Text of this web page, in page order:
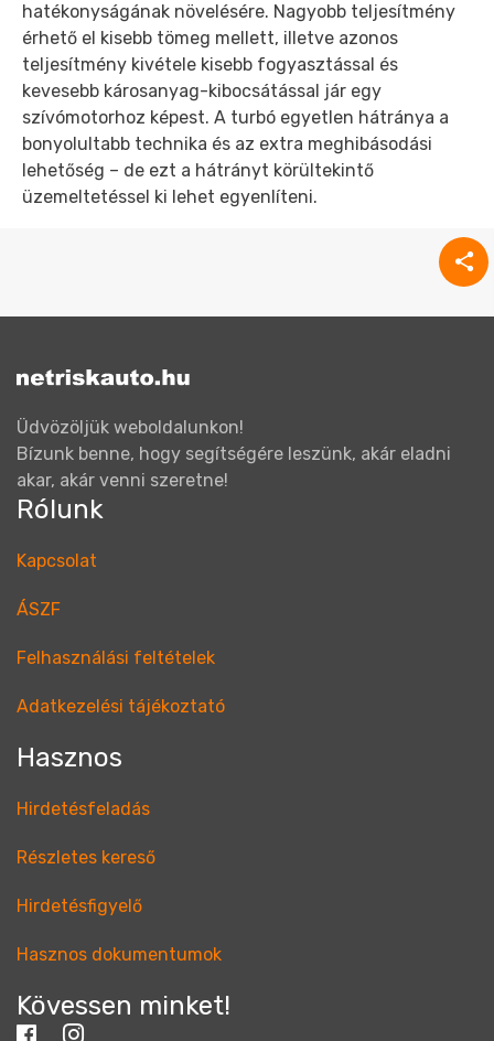
hatékonyságának növelésére. Nagyobb teljesítmény
érhető el kisebb tömeg mellett, illetve azonos
teljesítmény kivétele kisebb fogyasztással és
kevesebb károsanyag-kibocsátással jár egy
szívómotorhoz képest. A turbó egyetlen hátránya a
bonyolultabb technika és az extra meghibásodási
lehetőség – de ezt a hátrányt körültekintő
üzemeltetéssel ki lehet egyenlíteni.
Üdvözöljük weboldalunkon!
Bízunk benne, hogy segítségére leszünk, akár eladni
akar, akár venni szeretne!
Rólunk
Kapcsolat
ÁSZF
Felhasználási feltételek
Adatkezelési tájékoztató
Hasznos
Hirdetésfeladás
Részletes kereső
Hirdetésfigyelő
Hasznos dokumentumok
Kövessen minket!